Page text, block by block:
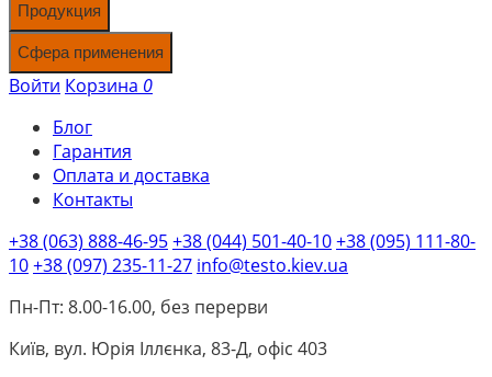
Продукция
Сфера применения
Войти Корзина 0
Блог
Гарантия
Оплата и доставка
Контакты
+38 (063) 888-46-95+38 (044) 501-40-10+38 (095) 111-80-
10+38 (097) 235-11-27 info@testo.kiev.ua
Пн-Пт: 8.00-16.00, без перерви
Київ, вул. Юрія Іллєнка, 83-Д, офіс 403